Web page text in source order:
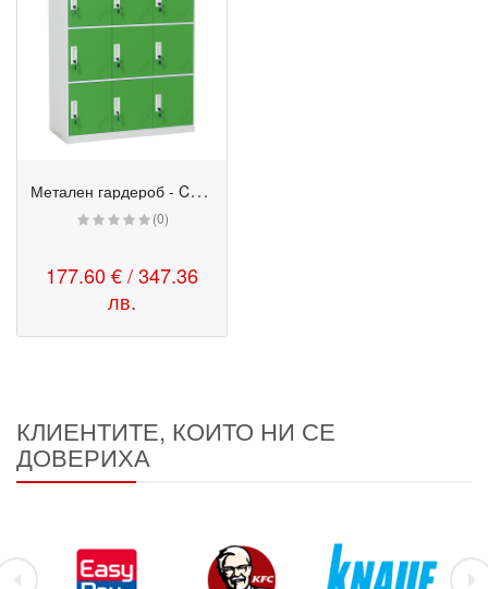
М
етален гардероб - CR 1298 K зелен-бял
(0)
177.60 € / 347.36
лв.
КЛИЕНТИТЕ, КОИТО НИ СЕ
ДОВЕРИХА